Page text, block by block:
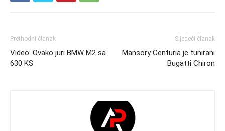
Prethodni članak
Video: Ovako juri BMW M2 sa
630 KS
Sljedeći članak
Mansory Centuria je tunirani
Bugatti Chiron